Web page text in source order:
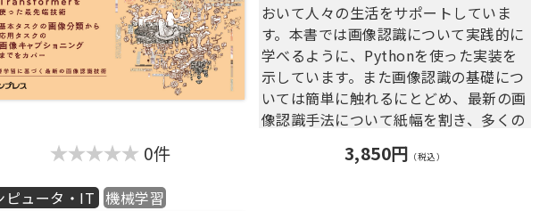
お試しください。
0件
おいて人々の生活をサポートしていま
す。本書では画像認識について実践的に
学べるように、Pythonを使った実装を
示しています。また画像認識の基礎につ
いては簡単に触れるにとどめ、最新の画
像認識手法について紙幅を割き、多くの
ができる構成になっています。
3,850円 （税込）
ピュータ・IT 機械学習